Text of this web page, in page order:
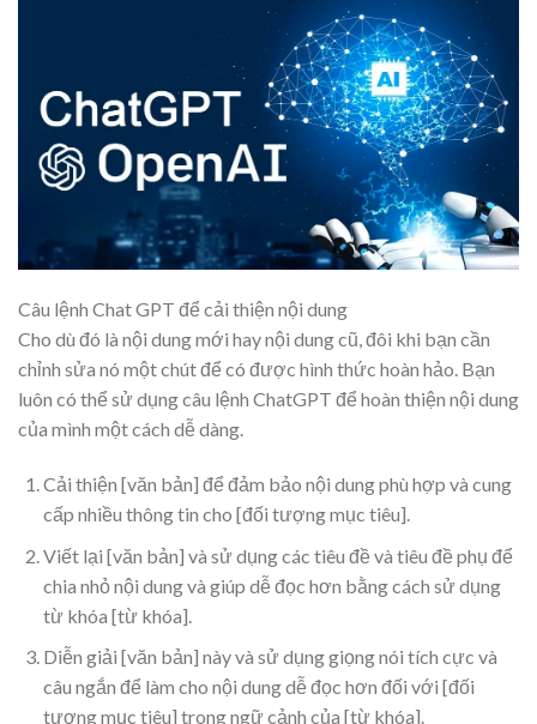
Câu lệnh Chat GPT để cải thiện nội dung
Cho dù đó là nội dung mới hay nội dung cũ, đôi khi bạn cần
chỉnh sửa nó một chút để có được hình thức hoàn hảo. Bạn
luôn có thể sử dụng câu lệnh ChatGPT để hoàn thiện nội dung
của mình một cách dễ dàng.
Cải thiện [văn bản] để đảm bảo nội dung phù hợp và cung
cấp nhiều thông tin cho [đối tượng mục tiêu].
Viết lại [văn bản] và sử dụng các tiêu đề và tiêu đề phụ để
chia nhỏ nội dung và giúp dễ đọc hơn bằng cách sử dụng
từ khóa [từ khóa].
Diễn giải [văn bản] này và sử dụng giọng nói tích cực và
câu ngắn để làm cho nội dung dễ đọc hơn đối với [đối
tượng mục tiêu] trong ngữ cảnh của [từ khóa].